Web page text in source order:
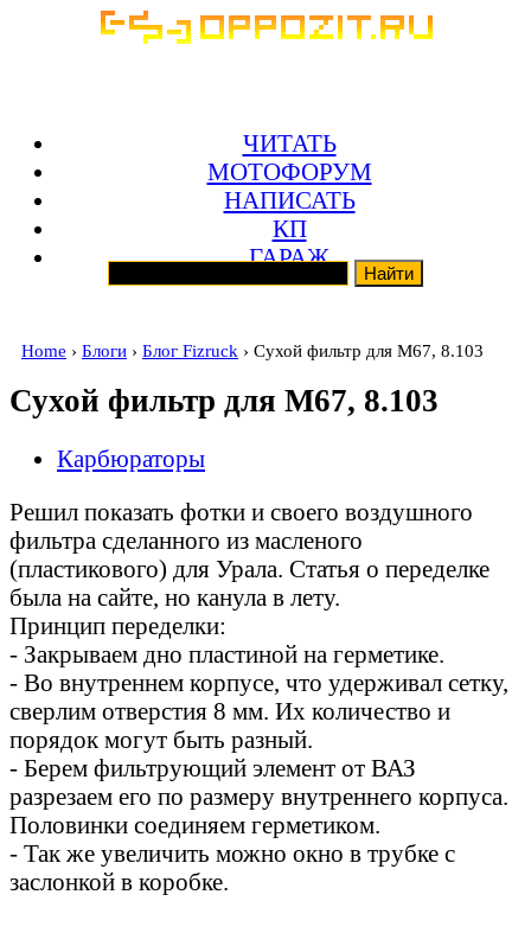
ЧИТАТЬ
МОТОФОРУМ
НАПИСАТЬ
КП
ГАРАЖ
Home › Блоги › Блог Fizruck › Сухой фильтр для М67, 8.103
Сухой фильтр для М67, 8.103
Карбюраторы
Решил показать фотки и своего воздушного
фильтра сделанного из масленого
(пластикового) для Урала. Статья о переделке
была на сайте, но канула в лету.
Принцип переделки:
- Закрываем дно пластиной на герметике.
- Во внутреннем корпусе, что удерживал сетку,
сверлим отверстия 8 мм. Их количество и
порядок могут быть разный.
- Берем фильтрующий элемент от ВАЗ
разрезаем его по размеру внутреннего корпуса.
Половинки соединяем герметиком.
- Так же увеличить можно окно в трубке с
заслонкой в коробке.